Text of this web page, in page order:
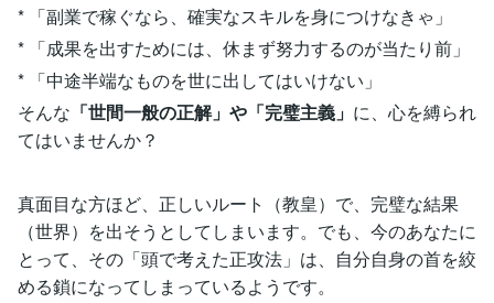
* 「副業で稼ぐなら、確実なスキルを身につけなきゃ」
* 「成果を出すためには、休まず努力するのが当たり前」
* 「中途半端なものを世に出してはいけない」
そんな 「世間一般の正解」や「完璧主義」 に、心を縛られ
てはいませんか？
真面目な方ほど、正しいルート（教皇）で、完璧な結果
（世界）を出そうとしてしまいます。でも、今のあなたに
とって、その「頭で考えた正攻法」は、自分自身の首を絞
める鎖になってしまっているようです。